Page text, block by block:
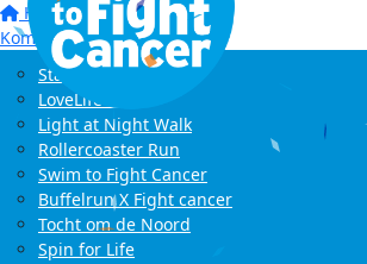
Home
Kom in actie
Start zelf een actie
LoveLife Run
Light at Night Walk
Rollercoaster Run
Swim to Fight Cancer
Buffelrun X Fight cancer
Tocht om de Noord
Spin for Life